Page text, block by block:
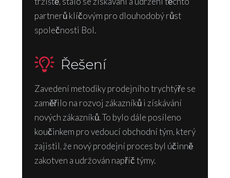
partnerů klíčovým pro dlouhodobý růst
společnosti Bol.
Řešení
Zavedení metodiky prodejního trychtýře se
zaměřilo na rozvoj zákazníků i získávání
nových zákazníků. To bylo dále posíleno
koučinkem pro vedoucí obchodní tým, který
zajistil, že nový prodejní proces byl účinně
zakotven a udržován napříč týmy.